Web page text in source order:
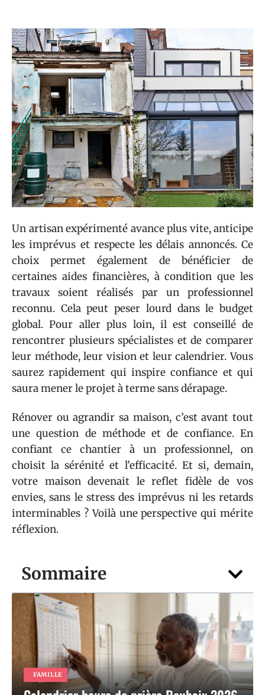
Sommaire
FAMILLE
Un artisan expérimenté avance plus vite, anticipe
les imprévus et respecte les délais annoncés. Ce
choix permet également de bénéficier de
certaines aides financières, à condition que les
travaux soient réalisés par un professionnel
reconnu. Cela peut peser lourd dans le budget
global. Pour aller plus loin, il est conseillé de
rencontrer plusieurs spécialistes et de comparer
leur méthode, leur vision et leur calendrier. Vous
saurez rapidement qui inspire confiance et qui
saura mener le projet à terme sans dérapage.
Rénover ou agrandir sa maison, c’est avant tout
une question de méthode et de confiance. En
confiant ce chantier à un professionnel, on
choisit la sérénité et l’efficacité. Et si, demain,
votre maison devenait le reflet fidèle de vos
envies, sans le stress des imprévus ni les retards
interminables ? Voilà une perspective qui mérite
réflexion.